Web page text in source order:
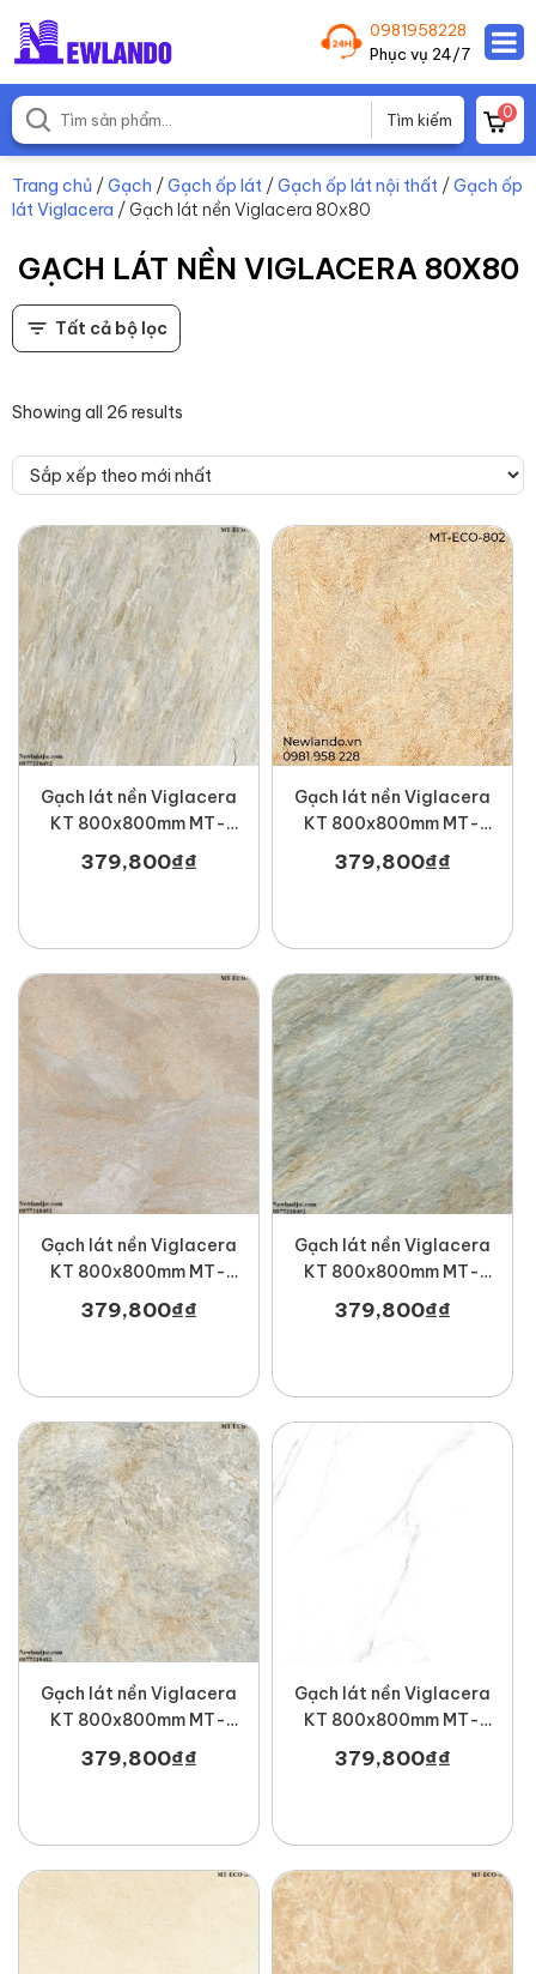
0981958228
Phục vụ 24/7
0
Trang chủ /Gạch /Gạch ốp lát /Gạch ốp lát nội thất /Gạch ốp
lát Viglacera / Gạch lát nền Viglacera 80x80
GẠCH LÁT NỀN VIGLACERA 80X80
Tất cả bộ lọc
Showing all 26 results
Gạch lát nền Viglacera
KT 800x800mm MT-
ECO-803
379,800₫₫
Gạch lát nền Viglacera
KT 800x800mm MT-
ECO-802
379,800₫₫
Gạch lát nền Viglacera
KT 800x800mm MT-
ECO-805
379,800₫₫
Gạch lát nền Viglacera
KT 800x800mm MT-
ECO-821
379,800₫₫
Gạch lát nền Viglacera
KT 800x800mm MT-
379,800₫₫
Gạch lát nền Viglacera
KT 800x800mm MT-
379,800₫₫